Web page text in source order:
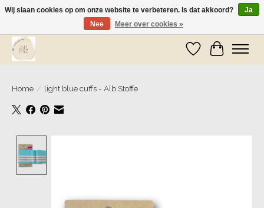
Wij zijn op vakantie! Vanaf zaterdag 9 mei worden er weer pakketjes verzonden
Verlanglijst
Home / light blue cuffs - Alb Stoffe
Wij slaan cookies op om onze website te verbeteren. Is dat akkoord?
Ja
Nee
Meer over cookies »